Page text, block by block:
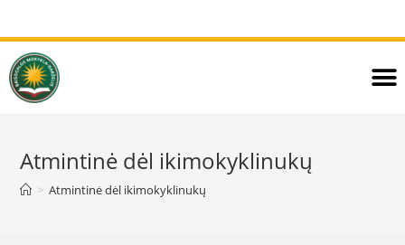
Atmintinė dėl ikimokyklinukų
> Atmintinė dėl ikimokyklinukų